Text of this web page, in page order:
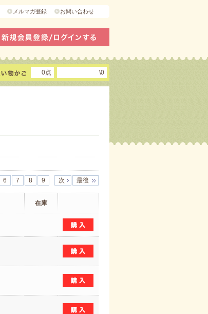
メルマガ登録 お問い合わせ
0点 \0
6 7 8 9 次 最後
在庫